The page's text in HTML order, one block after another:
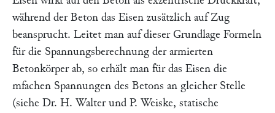
während der Beton das Eisen zusätzlich auf Zug
beansprucht. Leitet man auf dieser Grundlage Formeln
für die Spannungsberechnung der armierten
Betonkörper ab, so erhält man für das Eisen die
mfachen Spannungen des Betons an gleicher Stelle
(siehe Dr. H. Walterund P. Weiske, statische